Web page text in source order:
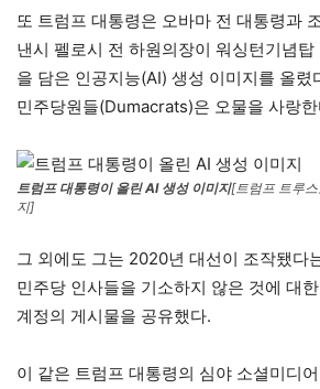
또 트럼프 대통령은 오바마 전 대통령과
낸시 펠로시 전 하원의장이 워싱턴기념
을 담은 인공지능(AI) 생성 이미지를 올렸
민주당원들(Dumacrats)은 오물을 사랑한
트럼프 대통령이 올린 AI 생성 이미지[트럼프 트루
지]
그 외에도 그는 2020년 대선이 조작됐다
민주당 인사들을 기소하지 않은 것에 대
계정의 게시물을 공유했다.
이 같은 트럼프 대통령의 심야 소셜미디어